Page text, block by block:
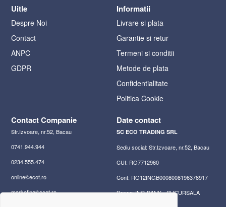
Uitle
Despre Noi
Contact
ANPC
GDPR
Informatii
Livrare si plata
Garantie si retur
Termeni si conditii
Metode de plata
Confidentialitate
Politica Cookie
Contact Companie
Str.Izvoare, nr.52, Bacau
0741.944.944
0234.555.474
online©ecot.ro
marketing©ecot.ro
Date contact
SC ECO TRADING SRL
Sediu social: Str.Izvoare, nr.52, Bacau
CUI: RO7712960
Cont: RO12INGB0008008196378917
Banca: ING BANK - SUCURSALA